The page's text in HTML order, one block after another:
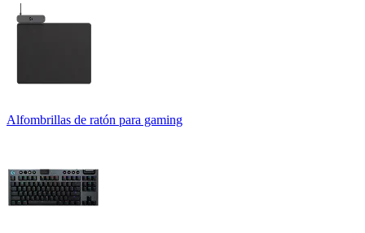
Alfombrillas de ratón para gaming